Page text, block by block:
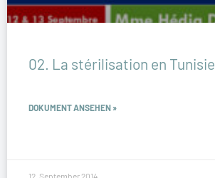
02. La stérilisation en Tunisie
DOKUMENT ANSEHEN »
12. September 2014